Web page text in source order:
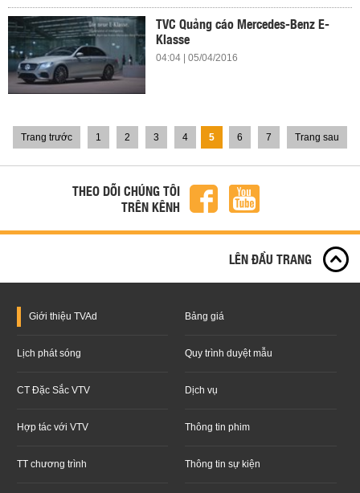
TVC Quảng cáo Mercedes-Benz E-
Klasse
04:04 | 05/04/2016
Trang trước 1 2 3 4 5 6 7 Trang sau
THEO DÕI CHÚNG TÔI
TRÊN KÊNH
LÊN ĐẦU TRANG
Giới thiệu TVAd Bảng giá
Lịch phát sóng Quy trình duyệt mẫu
CT Đặc Sắc VTV Dịch vụ
Hợp tác với VTV Thông tin phim
TT chương trình Thông tin sự kiện